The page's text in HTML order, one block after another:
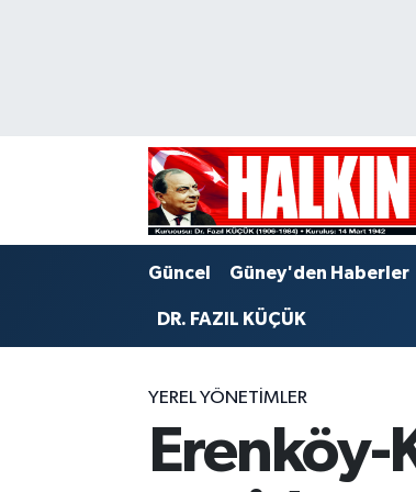
Güncel Güney'den Haberler
DR. FAZIL KÜÇÜK
YEREL YÖNETİMLER
Erenköy-
Trafik Durumu
Puan Durumu ve Fikstür